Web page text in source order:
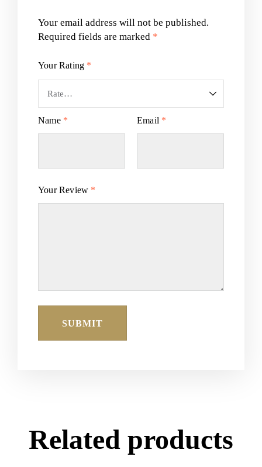
Your email address will not be published.
Required fields are marked *
Your Rating *
Your Review *
Name * Email *
Related products